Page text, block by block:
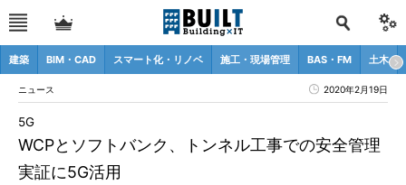
建築 BIM・CAD スマート化・リノベ 施工・現場管理 BAS・FM 土木
ニュース 2020年2月19日
WCPとソフトバンク、トンネル工事での安全管理
実証に5G活用
5G